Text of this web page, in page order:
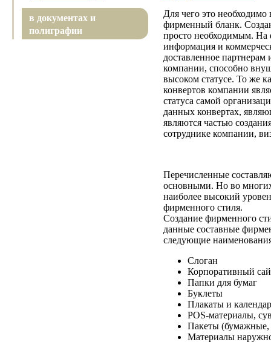
в документах и
полиграфии
Для чего это
фирменный бланк.
просто необходимым. На
информация и
доставленное
компании, способно
высоком статусе. То же
конвертов компании
статуса самой
данных конвертах,
являются частью
сотруднике компании,
Перечисленные
основными. Но во
наиболее высокий
фирменного стиля.
Создание фирменного
данные составные
следующие
Слоган
Корпоративный
Папки для бумаг
Буклеты
Плакаты и
POS-материалы,
Пакеты (бумажные,
Материалы